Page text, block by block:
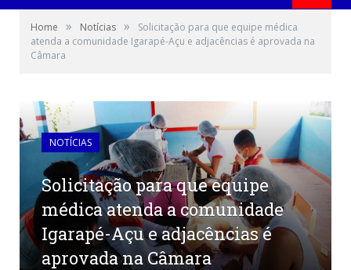
Home » Notícias »
Solicitação para que equipe médica
atenda a comunidade Igarapé-Açu e adjacências é aprovada na
Câmara
NOTÍCIAS
Solicitação para que equipe
médica atenda a comunidade
Igarapé-Açu e adjacências é
aprovada na Câmara